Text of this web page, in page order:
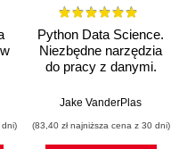
Python Data Science.
Niezbędne narzędzia
do pracy z danymi.
Jake VanderPlas
(83,40 zł najniższa cena z 30 dni)